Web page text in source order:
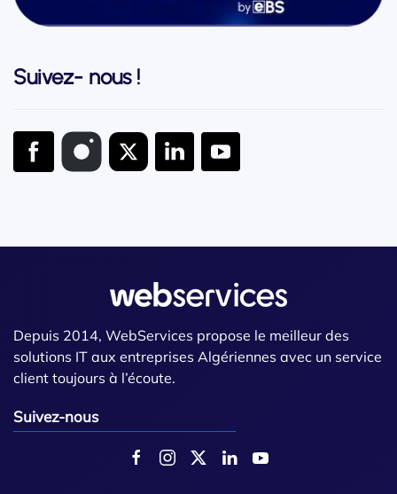
Suivez- nous !
Depuis 2014, WebServices propose le meilleur des
solutions IT aux entreprises Algériennes avec un service
client toujours à l’écoute.
Suivez-nous